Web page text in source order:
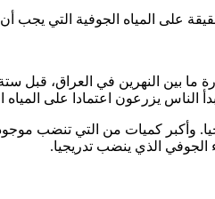
على المياه الجوفية التي يجب
النهرين في العراق، قبل ستة
الناس يزرعون اعتمادا على
وأكبر كميات من التي تنضب
الجوفي الذي ينضب تدريجيا.